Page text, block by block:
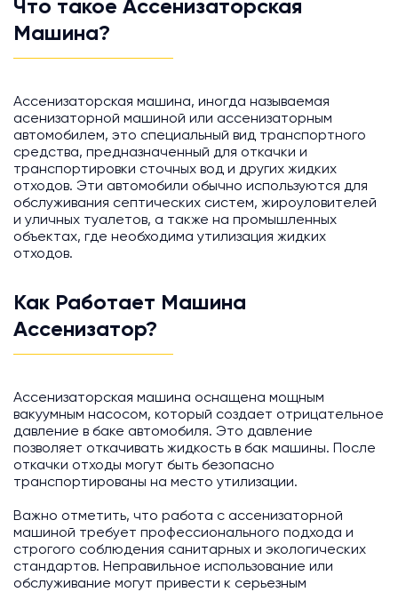
Что такое Ассенизаторская
Машина?
Ассенизаторская машина, иногда называемая
асенизаторной машиной или ассенизаторным
автомобилем, это специальный вид транспортного
средства, предназначенный для откачки и
транспортировки сточных вод и других жидких
отходов. Эти автомобили обычно используются для
обслуживания септических систем, жироуловителей
и уличных туалетов, а также на промышленных
объектах, где необходима утилизация жидких
отходов.
Как Работает Машина
Ассенизатор?
Ассенизаторская машина оснащена мощным
вакуумным насосом, который создает отрицательное
давление в баке автомобиля. Это давление
позволяет откачивать жидкость в бак машины. После
откачки отходы могут быть безопасно
транспортированы на место утилизации.
Важно отметить, что работа с ассенизаторной
машиной требует профессионального подхода и
строгого соблюдения санитарных и экологических
стандартов. Неправильное использование или
обслуживание могут привести к серьезным